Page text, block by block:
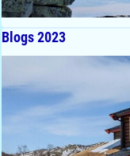
Blogs 2023